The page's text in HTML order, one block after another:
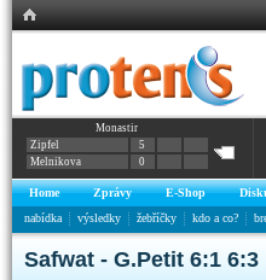
Monastir
Zipfel
5
Melnikova
0
Home Zprávy E-Shop
nabídka
výsledky žebříčky kdo a co?
Safwat - G.Petit 6:1 6:3